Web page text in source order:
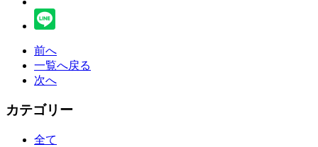
前へ
一覧へ戻る
次へ
カテゴリー
全て